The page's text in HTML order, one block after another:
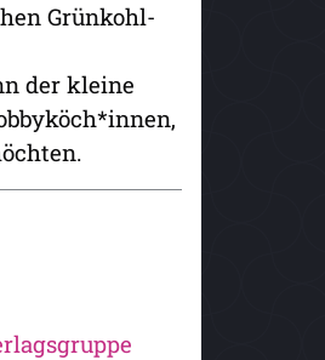
Grünkohl-
der kleine